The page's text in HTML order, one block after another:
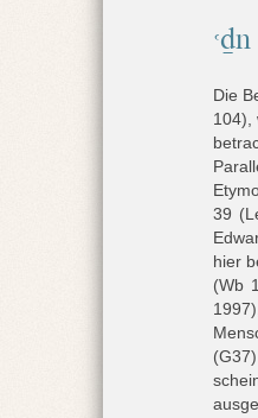
Die
104),
39
hier
(Wb